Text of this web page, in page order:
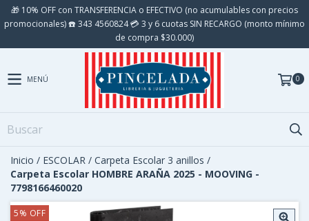
🎁 10% OFF con TRANSFERENCIA o EFECTIVO (no acumulables con precios
promocionales) ☎️ 343 4560824 💳 3 y 6 cuotas SIN RECARGO (monto mínimo
de compra $30.000)
MENÚ 0
Inicio / ESCOLAR / Carpeta Escolar 3 anillos /
Carpeta Escolar HOMBRE ARAÑA 2025 - MOOVING -
7798166460020
5% OFF